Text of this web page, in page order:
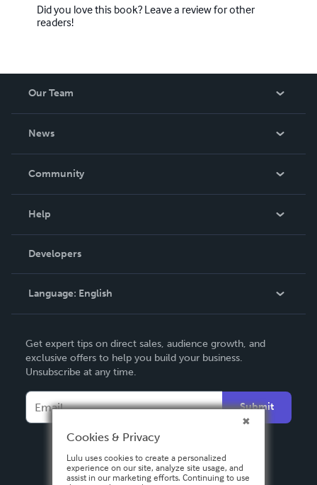
Did you love this book? Leave a review for other
readers!
Our Team
News
In The News
Community
Podcast
Help
Order Lookup
Knowledge Base
Contact Support
Developers
Language: English
Deutsch
Français
Español
Get expert tips on direct sales, audience growth, and
exclusive offers to help you build your business.
Unsubscribe at any time.
Submit
Cookies & Privacy
Lulu uses cookies to create a personalized
experience on our site, analyze site usage, and
assist in our marketing efforts. Continuing to use